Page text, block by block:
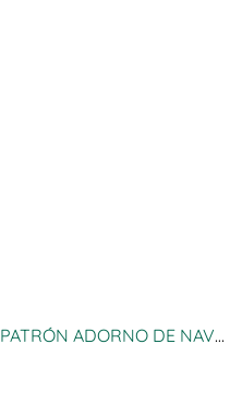
PATRÓN ADORNO DE NAVIDAD BOLA